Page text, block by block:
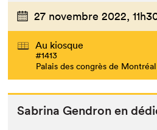
27 novembre 2022,
Au kiosque
#1413
Palais des congrès de Montréal
Sab­ri­na Gen­dron en